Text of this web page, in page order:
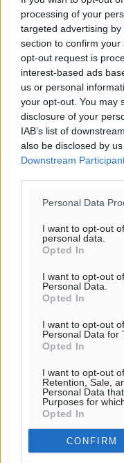
processing of your
targeted advertising
section to confirm
opt-out request is
interest-based ads
us or personal
your opt-out. You may
disclosure of your
IAB’s list of
also be disclosed by
Downstream
Personal Data
I want to opt-out
personal data.
Opted In
I want to opt-out
Personal Data.
Opted In
I want to opt-out
Personal Data for
Opted In
I want to opt-out
Retention, Sale,
Personal Data
Purposes for
Opted In
CONFIRM
31°/32°
06:18
20:07
πρόγνωση:
31°
ΣΑ
30°
ΚΥ
29°
ΔΕ
29